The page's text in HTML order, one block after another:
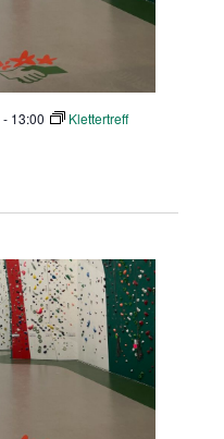
- 13:00 Klettertreff